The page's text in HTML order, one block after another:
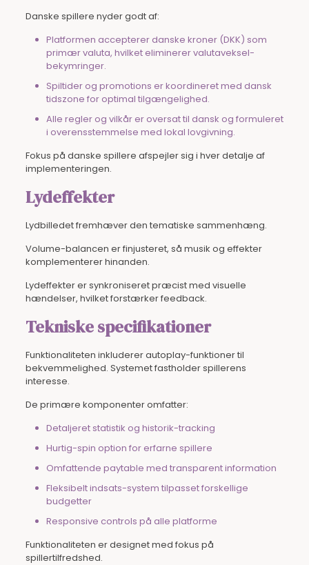
Danske spillere nyder godt af:
Platformen accepterer danske kroner (DKK) som
primær valuta, hvilket eliminerer valutaveksel-
bekymringer.
Spiltider og promotions er koordineret med dansk
tidszone for optimal tilgængelighed.
Alle regler og vilkår er oversat til dansk og formuleret
i overensstemmelse med lokal lovgivning.
Fokus på danske spillere afspejler sig i hver detalje af
implementeringen.
Lydeffekter
Lydbilledet fremhæver den tematiske sammenhæng.
Volume-balancen er finjusteret, så musik og effekter
komplementerer hinanden.
Lydeffekter er synkroniseret præcist med visuelle
hændelser, hvilket forstærker feedback.
Tekniske specifikationer
Funktionaliteten inkluderer autoplay-funktioner til
bekvemmelighed. Systemet fastholder spillerens
interesse.
De primære komponenter omfatter:
Detaljeret statistik og historik-tracking
Hurtig-spin option for erfarne spillere
Omfattende paytable med transparent information
Fleksibelt indsats-system tilpasset forskellige
budgetter
Responsive controls på alle platforme
Funktionaliteten er designet med fokus på
spillertilfredshed.